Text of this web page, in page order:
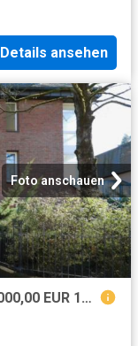
Details ansehen
Foto anschauen
Wohnung zum Kaufen in Berlin 430.000,00 EUR 114 m²